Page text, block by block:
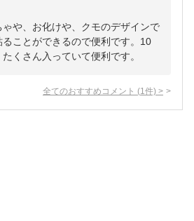
や、お化けや、クモのデザインで
ことができるので便利です。10
くさん入っていて便利です。
全てのおすすめコメント (1 件) >